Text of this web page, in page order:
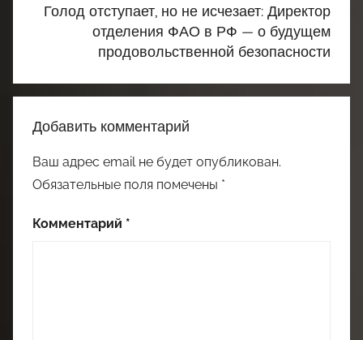
Голод отступает, но не исчезает: Директор
отделения ФАО в РФ — о будущем
продовольственной безопасности
Добавить комментарий
Ваш адрес email не будет опубликован.
Обязательные поля помечены *
Комментарий *